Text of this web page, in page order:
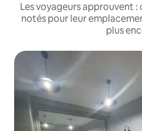
Les voyageurs approuvent
notés pour leur
plus